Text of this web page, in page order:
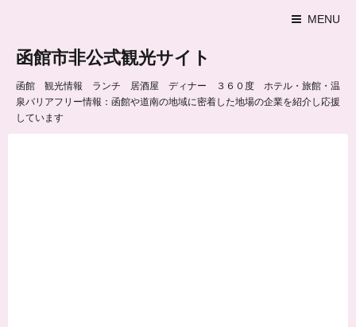
MENU
函館市非公式観光サイト
函館 観光情報 ランチ 居酒屋 ディナー ３６０度 ホテル・旅館・温
泉バリアフリー情報：函館や道南の地域に密着した地場の企業を紹介し応援
しています